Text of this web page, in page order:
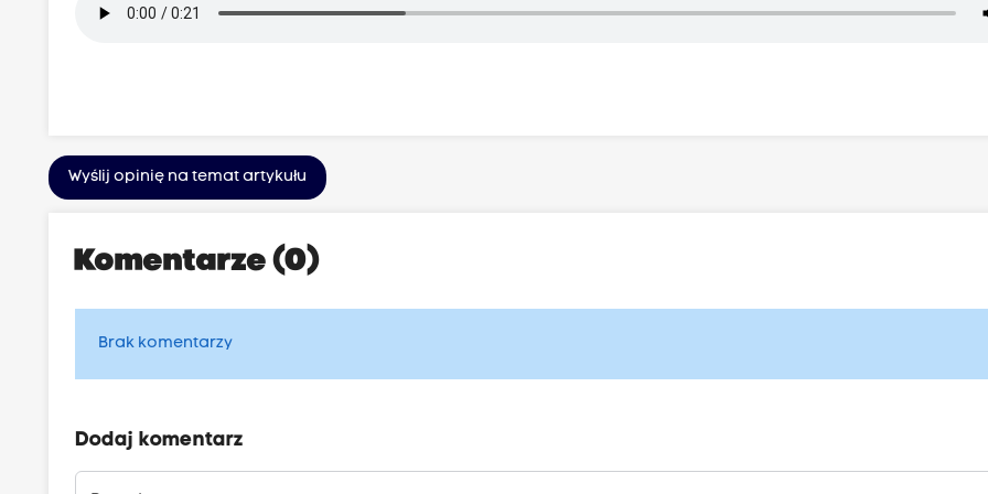
Wyślij opinię na temat artykułu
Komentarze (0)
Brak komentarzy
Dodaj komentarz